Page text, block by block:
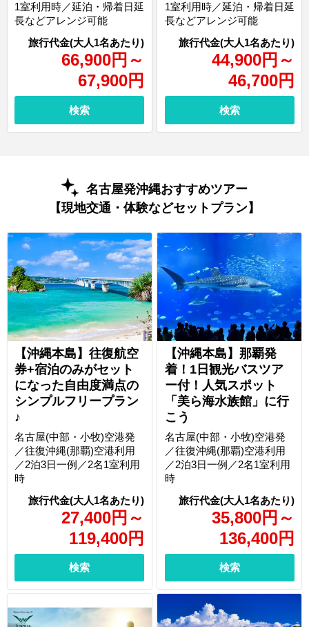
66,900円 ～
67,900円
1室利用時／延泊・帰着日延
長などアレンジ可能
検索
44,900円 ～
46,700円
1室利用時／延泊・帰着日延
長などアレンジ可能
検索
名古屋発沖縄おすすめツアー
【現地交通・体験などセットプラン】
【沖縄本島】往復航空
券+宿泊のみがセット
になった自由度満点の
シンプルフリープラン
♪
27,400円 ～
119,400円
名古屋(中部・小牧)空港発
／往復沖縄(那覇)空港利用
／2泊3日一例／2名1室利用
時
検索
【沖縄本島】那覇発
着！1日観光バスツア
ー付！人気スポット
「美ら海水族館」に行
こう
35,800円 ～
136,400円
名古屋(中部・小牧)空港発
／往復沖縄(那覇)空港利用
／2泊3日一例／2名1室利用
時
検索